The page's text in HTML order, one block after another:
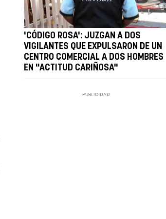
'CÓDIGO ROSA': JUZGAN A DOS
VIGILANTES QUE EXPULSARON DE UN
CENTRO COMERCIAL A DOS HOMBRES
EN "ACTITUD CARIÑOSA"